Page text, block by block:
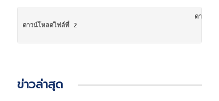
ดาวน์โ
ดาวน์โหลดไฟล์ที่ 2
ข่าวล่าสุด